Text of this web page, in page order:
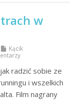
w
Kącik
radzić sobie ze
i wszelkich
Film nagrany